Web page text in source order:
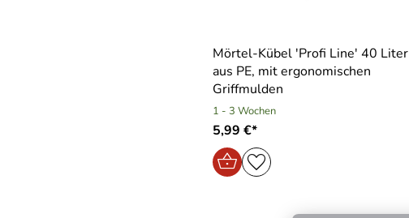
Mörtel-Kübel ′Profi Line′ 40 Liter
aus PE, mit ergonomischen
Griffmulden
1 - 3 Wochen
5,99 €*